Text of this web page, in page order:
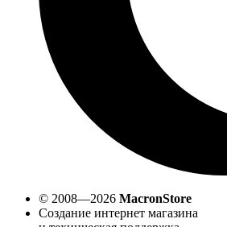
© 2008—2026 MacronStore
Создание интернет магазина